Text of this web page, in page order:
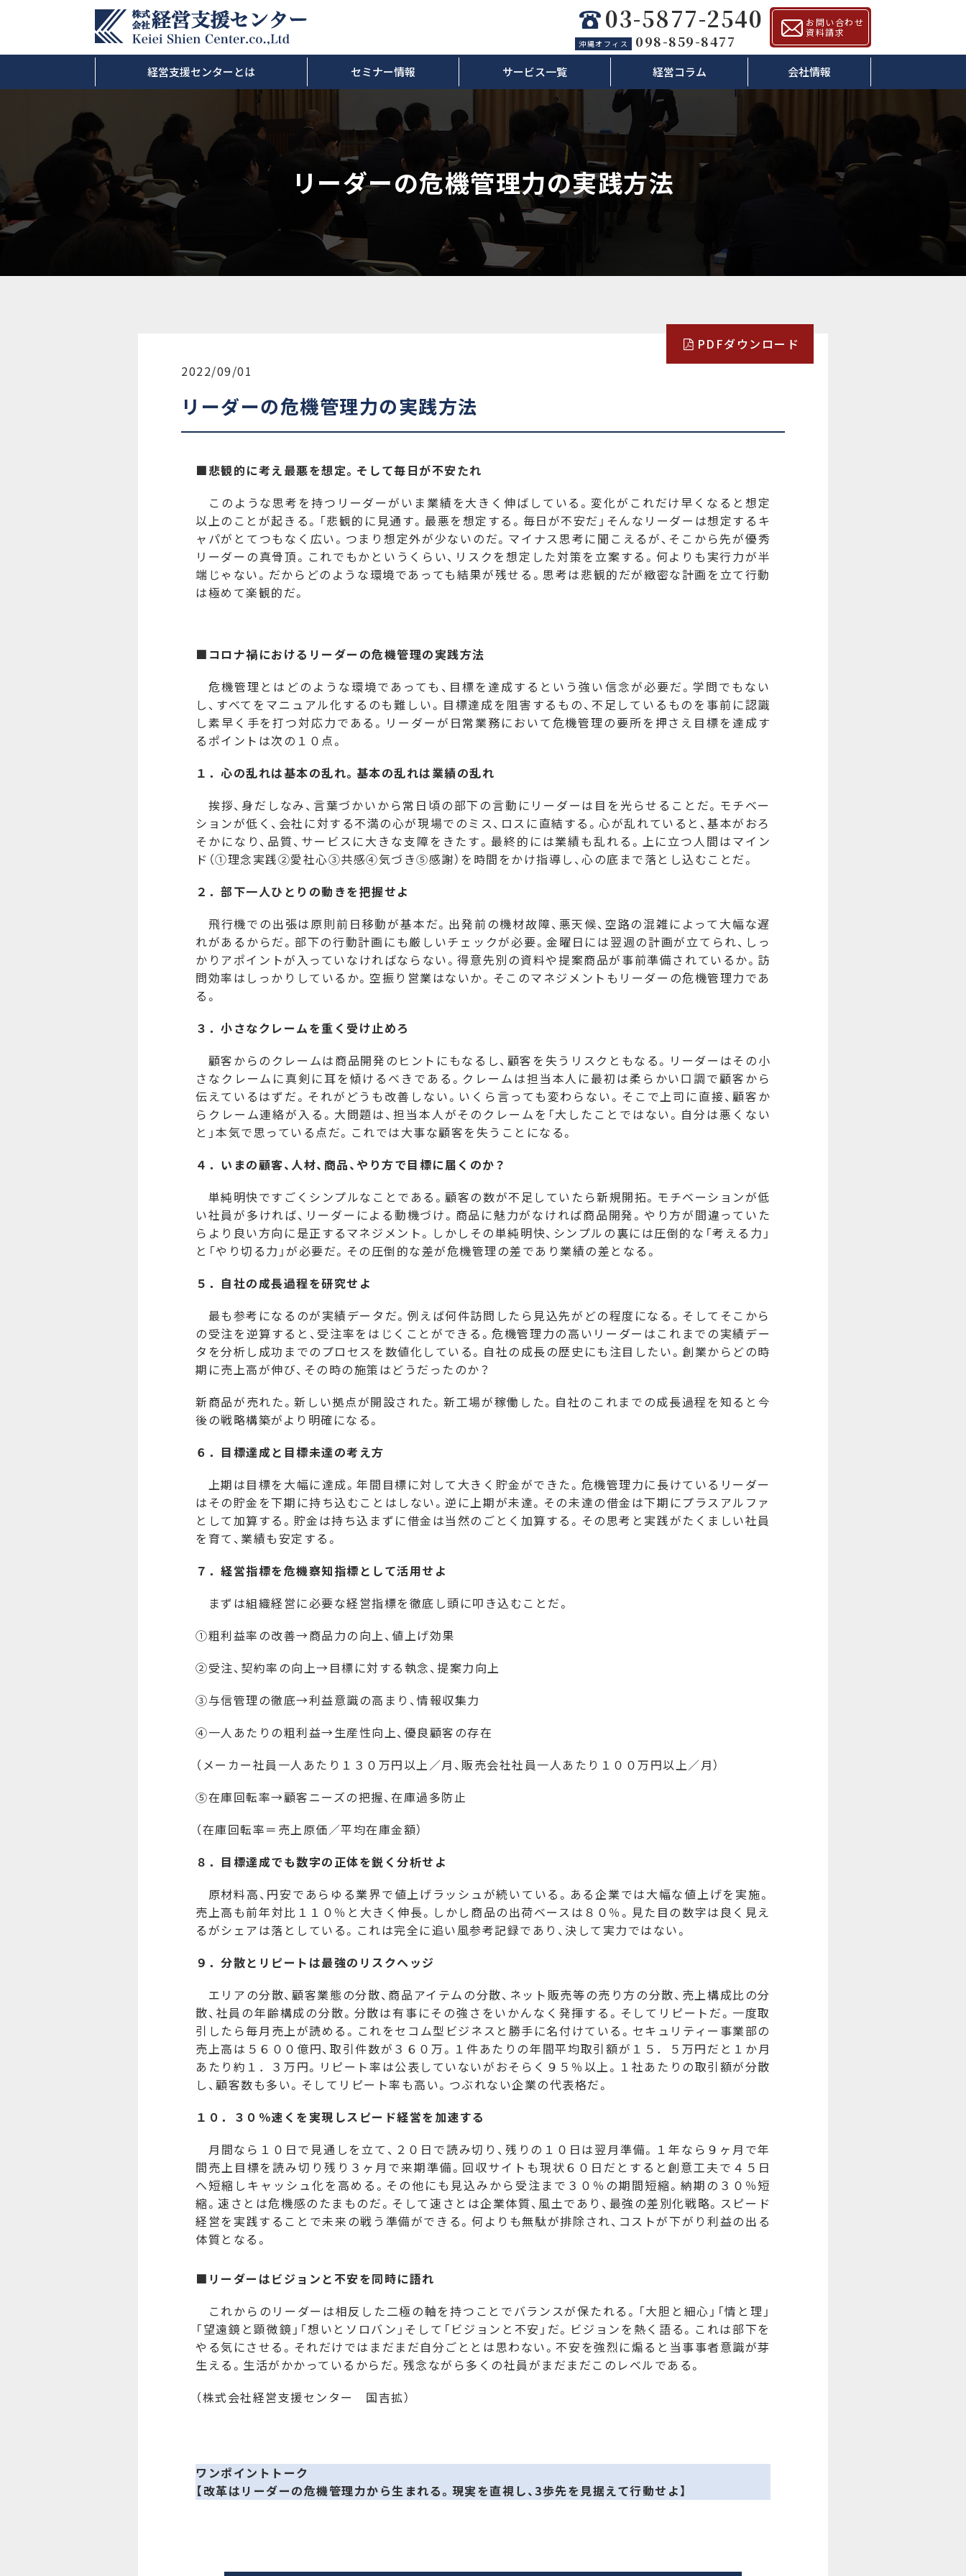
03-5877-2540
沖縄オフィス 098-859-8477
お問い合わせ
資料請求
経営支援センターとは セミナー情報 サービス一覧 経営コラム 会社情報
リーダーの危機管理力の実践方法
PDFダウンロード
2022/09/01
リーダーの危機管理力の実践方法
■悲観的に考え最悪を想定。そして毎日が不安たれ
このような思考を持つリーダーがいま業績を大きく伸ばしている。変化がこれだけ早くなると想定
以上のことが起きる。「悲観的に見通す。最悪を想定する。毎日が不安だ」そんなリーダーは想定するキ
ャパがとてつもなく広い。つまり想定外が少ないのだ。マイナス思考に聞こえるが、そこから先が優秀
リーダーの真骨頂。これでもかというくらい、リスクを想定した対策を立案する。何よりも実行力が半
端じゃない。だからどのような環境であっても結果が残せる。思考は悲観的だが緻密な計画を立て行動
は極めて楽観的だ。
■コロナ禍におけるリーダーの危機管理の実践方法
危機管理とはどのような環境であっても、目標を達成するという強い信念が必要だ。学問でもない
し、すべてをマニュアル化するのも難しい。目標達成を阻害するもの、不足しているものを事前に認識
し素早く手を打つ対応力である。リーダーが日常業務において危機管理の要所を押さえ目標を達成す
るポイントは次の１０点。
１．心の乱れは基本の乱れ。基本の乱れは業績の乱れ
挨拶、身だしなみ、言葉づかいから常日頃の部下の言動にリーダーは目を光らせることだ。モチベー
ションが低く、会社に対する不満の心が現場でのミス、ロスに直結する。心が乱れていると、基本がおろ
そかになり、品質、サービスに大きな支障をきたす。最終的には業績も乱れる。上に立つ人間はマイン
ド（①理念実践②愛社心③共感④気づき⑤感謝）を時間をかけ指導し、心の底まで落とし込むことだ。
２．部下一人ひとりの動きを把握せよ
飛行機での出張は原則前日移動が基本だ。出発前の機材故障、悪天候、空路の混雑によって大幅な遅
れがあるからだ。部下の行動計画にも厳しいチェックが必要。金曜日には翌週の計画が立てられ、しっ
かりアポイントが入っていなければならない。得意先別の資料や提案商品が事前準備されているか。訪
問効率はしっかりしているか。空振り営業はないか。そこのマネジメントもリーダーの危機管理力であ
る。
３．小さなクレームを重く受け止めろ
顧客からのクレームは商品開発のヒントにもなるし、顧客を失うリスクともなる。リーダーはその小
さなクレームに真剣に耳を傾けるべきである。クレームは担当本人に最初は柔らかい口調で顧客から
伝えているはずだ。それがどうも改善しない。いくら言っても変わらない。そこで上司に直接、顧客か
らクレーム連絡が入る。大問題は、担当本人がそのクレームを「大したことではない。自分は悪くない
と」本気で思っている点だ。これでは大事な顧客を失うことになる。
４． いまの顧客、人材、商品、やり方で目標に届くのか？
単純明快ですごくシンプルなことである。顧客の数が不足していたら新規開拓。モチベーションが低
い社員が多ければ、リーダーによる動機づけ。商品に魅力がなければ商品開発。やり方が間違っていた
らより良い方向に是正するマネジメント。しかしその単純明快、シンプルの裏には圧倒的な「考える力」
と「やり切る力」が必要だ。その圧倒的な差が危機管理の差であり業績の差となる。
５．自社の成長過程を研究せよ
最も参考になるのが実績データだ。例えば何件訪問したら見込先がどの程度になる。そしてそこから
の受注を逆算すると、受注率をはじくことができる。危機管理力の高いリーダーはこれまでの実績デー
タを分析し成功までのプロセスを数値化している。自社の成長の歴史にも注目したい。創業からどの時
期に売上高が伸び、その時の施策はどうだったのか？
新商品が売れた。新しい拠点が開設された。新工場が稼働した。自社のこれまでの成長過程を知ると今
後の戦略構築がより明確になる。
６．目標達成と目標未達の考え方
上期は目標を大幅に達成。年間目標に対して大きく貯金ができた。危機管理力に長けているリーダー
はその貯金を下期に持ち込むことはしない。逆に上期が未達。その未達の借金は下期にプラスアルファ
として加算する。貯金は持ち込まずに借金は当然のごとく加算する。その思考と実践がたくましい社員
を育て、業績も安定する。
７．経営指標を危機察知指標として活用せよ
まずは組織経営に必要な経営指標を徹底し頭に叩き込むことだ。
①粗利益率の改善→商品力の向上、値上げ効果
②受注、契約率の向上→目標に対する執念、提案力向上
③与信管理の徹底→利益意識の高まり、情報収集力
④一人あたりの粗利益→生産性向上、優良顧客の存在
（メーカー社員一人あたり１３０万円以上／月、販売会社社員一人あたり１００万円以上／月）
⑤在庫回転率→顧客ニーズの把握、在庫過多防止
（在庫回転率＝売上原価／平均在庫金額）
８．目標達成でも数字の正体を鋭く分析せよ
原材料高、円安であらゆる業界で値上げラッシュが続いている。ある企業では大幅な値上げを実施。
売上高も前年対比１１０％と大きく伸長。しかし商品の出荷ベースは８０％。見た目の数字は良く見え
るがシェアは落としている。これは完全に追い風参考記録であり、決して実力ではない。
９． 分散とリピートは最強のリスクヘッジ
エリアの分散、顧客業態の分散、商品アイテムの分散、ネット販売等の売り方の分散、売上構成比の分
散、社員の年齢構成の分散。分散は有事にその強さをいかんなく発揮する。そしてリピートだ。一度取
引したら毎月売上が読める。これをセコム型ビジネスと勝手に名付けている。セキュリティー事業部の
売上高は５６００億円、取引件数が３６０万。１件あたりの年間平均取引額が１５．５万円だと１か月
あたり約１．３万円。リピート率は公表していないがおそらく９５％以上。１社あたりの取引額が分散
し、顧客数も多い。そしてリピート率も高い。つぶれない企業の代表格だ。
１０．３０％速くを実現しスピード経営を加速する
月間なら１０日で見通しを立て、２０日で読み切り、残りの１０日は翌月準備。１年なら９ヶ月で年
間売上目標を読み切り残り３ヶ月で来期準備。回収サイトも現状６０日だとすると創意工夫で４５日
へ短縮しキャッシュ化を高める。その他にも見込みから受注まで３０％の期間短縮。納期の３０％短
縮。速さとは危機感のたまものだ。そして速さとは企業体質、風土であり、最強の差別化戦略。スピード
経営を実践することで未来の戦う準備ができる。何よりも無駄が排除され、コストが下がり利益の出る
体質となる。
■リーダーはビジョンと不安を同時に語れ
これからのリーダーは相反した二極の軸を持つことでバランスが保たれる。「大胆と細心」「情と理」
「望遠鏡と顕微鏡」「想いとソロバン」そして「ビジョンと不安」だ。ビジョンを熱く語る。これは部下を
やる気にさせる。それだけではまだまだ自分ごととは思わない。不安を強烈に煽ると当事事者意識が芽
生える。生活がかかっているからだ。残念ながら多くの社員がまだまだこのレベルである。
（株式会社経営支援センター 国吉拡）
ワンポイントトーク
【改革はリーダーの危機管理力から生まれる。現実を直視し、3歩先を見据えて行動せよ】